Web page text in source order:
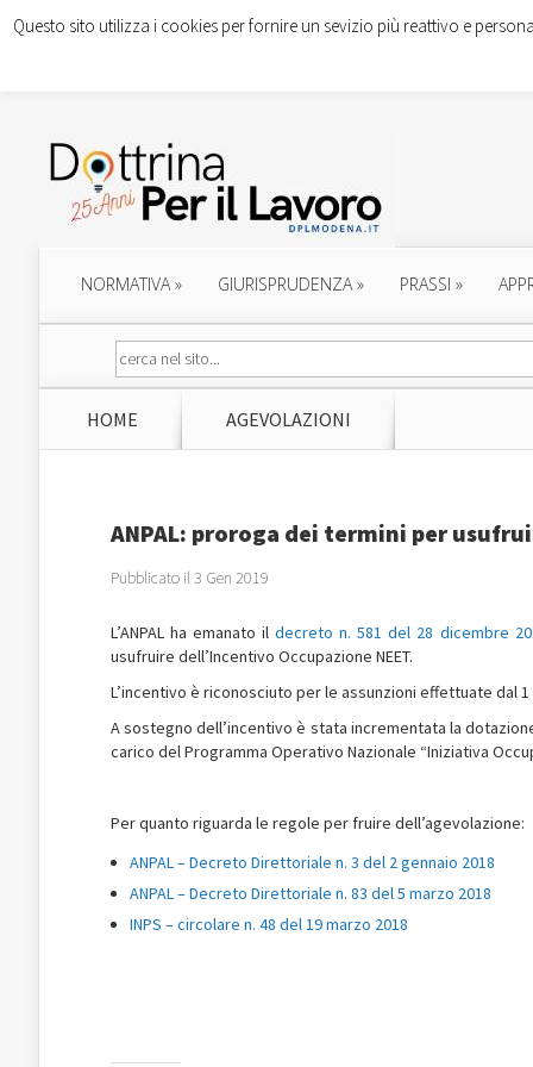
NORMATIVA» GIURISPRUDENZA» PRASSI »
HOME AGEVOLAZIONI
ANPAL: proroga dei termini per
Pubblicato il 3 Gen 2019
L’ANPAL ha emanato ildecreto n. 581 del 28 dicembre
usufruire dell’Incentivo Occupazione NEET.
L’incentivo è riconosciuto per le assunzioni effettuate dal 1
A sostegno dell’incentivo è stata incrementata la
carico del Programma Operativo Nazionale “Iniziativa
Per quanto riguarda le regole per fruire dell’agevolazione:
ANPAL – Decreto Direttoriale n. 3 del 2 gennaio 2018
ANPAL – Decreto Direttoriale n. 83 del 5 marzo 2018
INPS – circolare n. 48 del 19 marzo 2018
Questo sito utilizza i cookies per fornire un sevizio più reattivo e